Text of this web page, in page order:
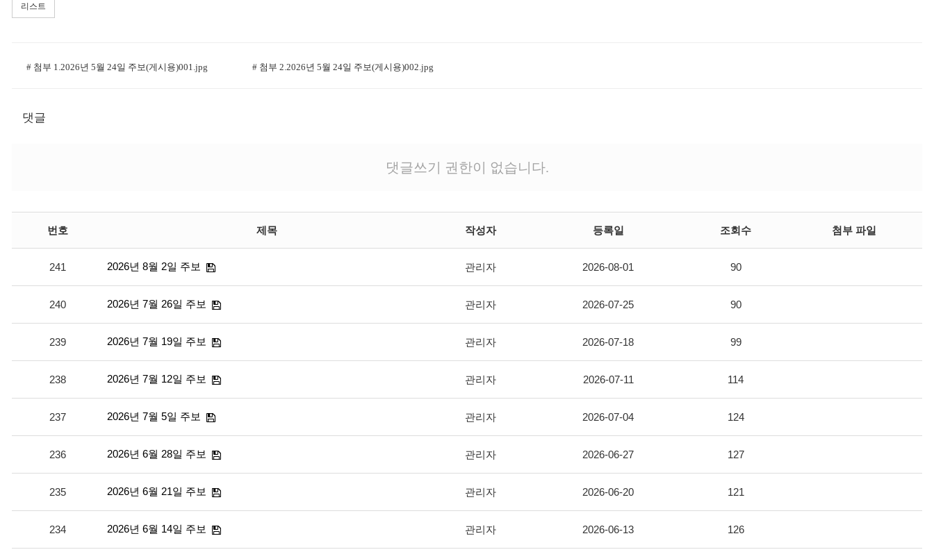
리스트
# 첨부 1.2026년 5월 24일 주보(게시용)001.jpg # 첨부 2.2026년 5월 24일 주보(게시용)002.jpg
댓글
댓글쓰기 권한이 없습니다.
번호 제목 작성자 등록일 조회수 첨부 파일
241 2026년 8월 2일 주보 관리자 2026-08-01 90
240 2026년 7월 26일 주보 관리자 2026-07-25 90
239 2026년 7월 19일 주보 관리자 2026-07-18 99
238 2026년 7월 12일 주보 관리자 2026-07-11 114
237 2026년 7월 5일 주보 관리자 2026-07-04 124
236 2026년 6월 28일 주보 관리자 2026-06-27 127
235 2026년 6월 21일 주보 관리자 2026-06-20 121
234 2026년 6월 14일 주보 관리자 2026-06-13 126